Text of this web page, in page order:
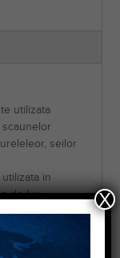
utilizata
seilor
in
de lux.
pentru
cu productii
X